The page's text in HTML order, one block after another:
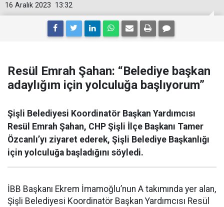
13:32
16 Aralık 2023
Resül Emrah Şahan: “Belediye başkan
adaylığım için yolculuğa başlıyorum”
Şişli Belediyesi Koordinatör Başkan Yardımcısı
Resül Emrah Şahan, CHP Şişli İlçe Başkanı Tamer
Özcanlı’yı ziyaret ederek, Şişli Belediye Başkanlığı
için yolculuğa başladığını söyledi.
İBB Başkanı Ekrem İmamoğlu’nun A takımında yer alan,
Şişli Belediyesi Koordinatör Başkan Yardımcısı Resül